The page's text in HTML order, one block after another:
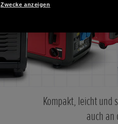
Kompakt, leicht und
auch
Zwecke anzeigen